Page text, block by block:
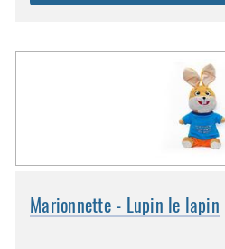
Marionnette - Lupin le lapin